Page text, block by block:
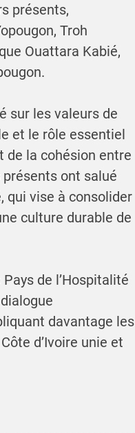
présents,
Troh
Ouattara Kabié,
sur les valeurs de
et le rôle essentiel
de la cohésion entre
ont salué
qui vise à consolider
culture durable de
de l’Hospitalité
davantage les
d’Ivoire unie et